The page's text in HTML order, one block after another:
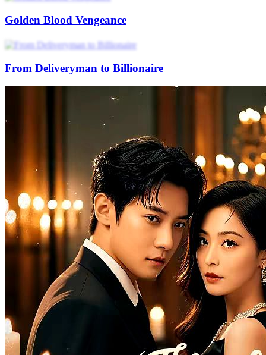
Golden Blood Vengeance
From Deliveryman to Billionaire